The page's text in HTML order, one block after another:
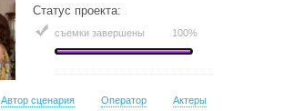
Статус проекта:
съемки завершены 100%
Автор сценария Оператор Актеры